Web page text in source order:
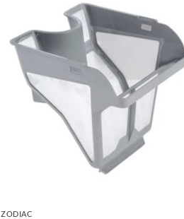
ZODIAC